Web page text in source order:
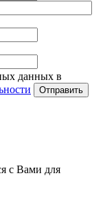
данных в
Отправить
с Вами для